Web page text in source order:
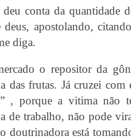
conta da quantidade
deus, apostolando,
diga.
o repositor da
das frutas. Já cruzei com
, porque a vitima
de trabalho, não pode
doutrinadora está